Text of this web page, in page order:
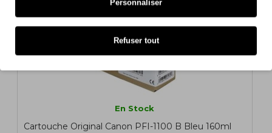
En Stock
Cartouche Original Canon PFI-1100 B Bleu 160ml
Personnaliser
Refuser tout